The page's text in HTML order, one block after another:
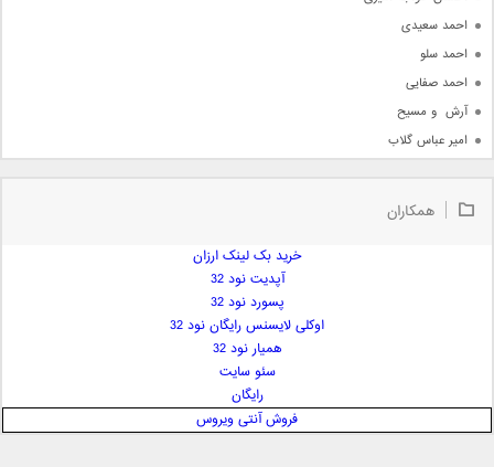
احمد سعیدی
احمد سلو
احمد صفایی
آرش  و مسیح
امیر عباس گلاب
امیر علی
ایمان غلامی
همکاران
خرید بک لینک ارزان
آپدیت نود 32
پسورد نود 32
اوکلی لایسنس رایگان نود 32
همیار نود 32
سئو سایت
رایگان
فروش آنتی ویروس